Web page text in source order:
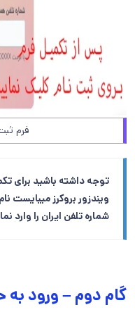
فرم
توجه داشته باشید برای
ویندزور بروکرز میبایست
شماره تلفن ایران را وارد
گام دوم – ورود